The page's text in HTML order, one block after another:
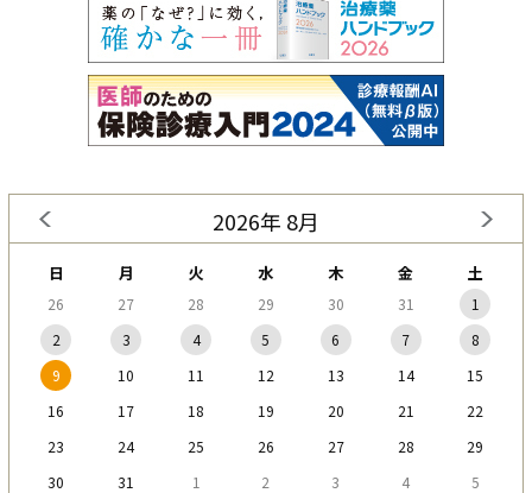
2026年 8月
日 月 火 水 木 金 土
26 27 28 29 30 31
1
2
3 4 5 6 7
8
9
10 11 12 13 14
15
16
17 18 19 20 21
22
23
24 25 26 27 28
29
30
31 1 2 3 4 5